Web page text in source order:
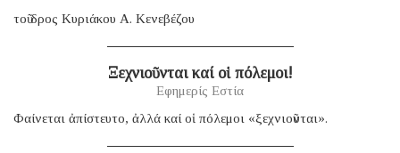
τοῦ δρος Κυριάκου Α. Κενεβέζου
Ξεχνιοῦνται καί οἱ πόλεμοι!
Εφημερίς Εστία
Φαίνεται ἀπίστευτο, ἀλλά καί οἱ πόλεμοι «ξεχνιοῦνται».